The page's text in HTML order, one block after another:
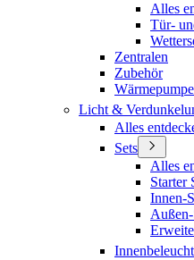
Alles
Tür-
Zentralen
Zubehör
Licht &
Alles
Sets
Alles
Starter
Innen-